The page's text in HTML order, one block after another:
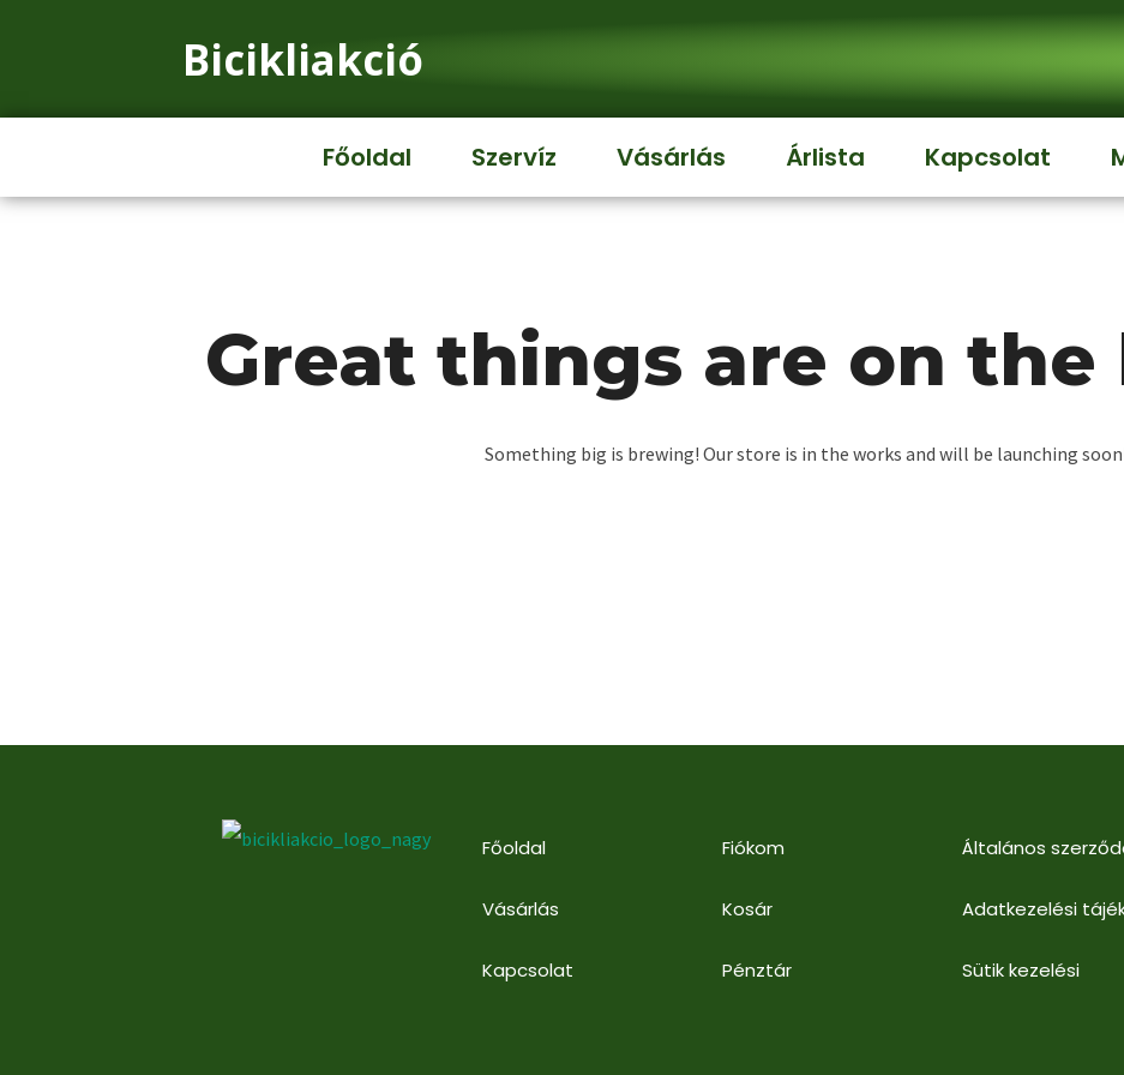
Bicikliakció
Főoldal Szervíz Vásárlás Árlista Kapcsolat
Great things are on the
Something big is brewing! Our store is in the works and will be launching
Főoldal
Vásárlás
Kapcsolat
Fiókom
Kosár
Pénztár
Általános
Adatkezelési
Sütik kezelési